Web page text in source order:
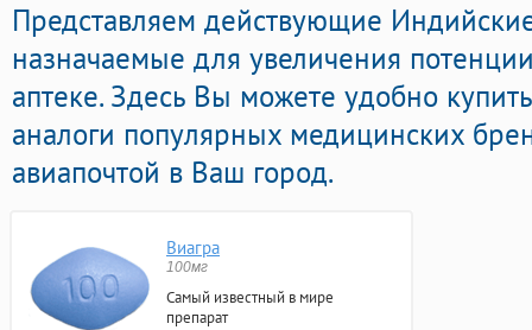
Представляем действующие
назначаемые для увеличения
аптеке. Здесь Вы можете удобно
аналоги популярных медицинских
авиапочтой в Ваш город.
Виагра
100мг
Самый известный в мире
препарат